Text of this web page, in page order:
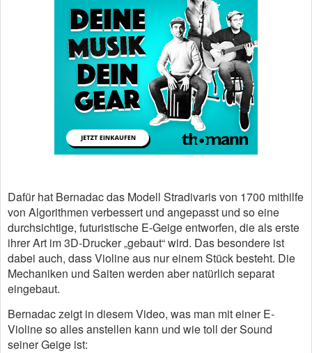
Dafür hat Bernadac das Modell Stradivaris von 1700 mithilfe
von Algorithmen verbessert und angepasst und so eine
durchsichtige, futuristische E-Geige entworfen, die als erste
ihrer Art im 3D-Drucker „gebaut“ wird. Das besondere ist
dabei auch, dass Violine aus nur einem Stück besteht. Die
Mechaniken und Saiten werden aber natürlich separat
eingebaut.
Bernadac zeigt in diesem Video, was man mit einer E-
Violine so alles anstellen kann und wie toll der Sound
seiner Geige ist: